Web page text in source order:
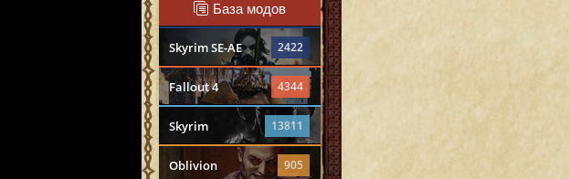
База модов
Skyrim SE-AE 2422
Fallout 4 4344
Skyrim 13811
Oblivion 905